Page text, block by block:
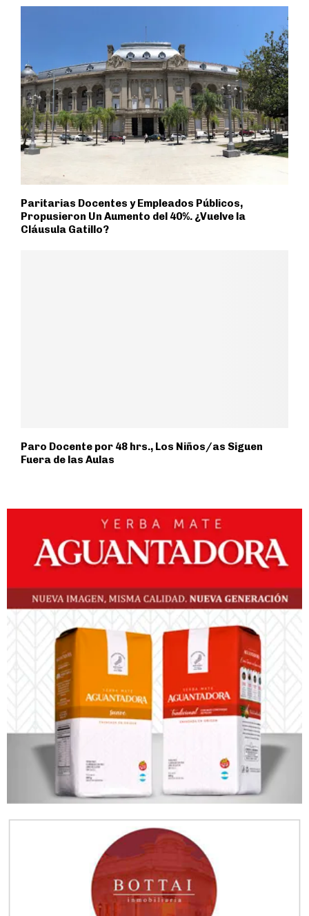
Paritarias Docentes y Empleados Públicos,
Propusieron Un Aumento del 40%. ¿Vuelve la
Cláusula Gatillo?
Paro Docente por 48 hrs., Los Niños/as Siguen
Fuera de las Aulas